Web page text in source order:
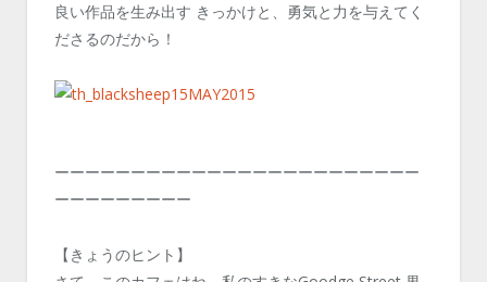
良い作品を生み出す きっかけと、勇気と力を与えてく
ださるのだから！
ーーーーーーーーーーーーーーーーーーーーーーーー
ーーーーーーーーー
【きょうのヒント】